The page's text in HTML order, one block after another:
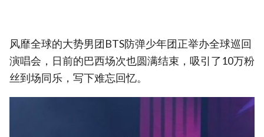
风靡全球的大势男团BTS防弹少年团正举办全球巡回
演唱会，日前的巴西场次也圆满结束，吸引了10万粉
丝到场同乐，写下难忘回忆。